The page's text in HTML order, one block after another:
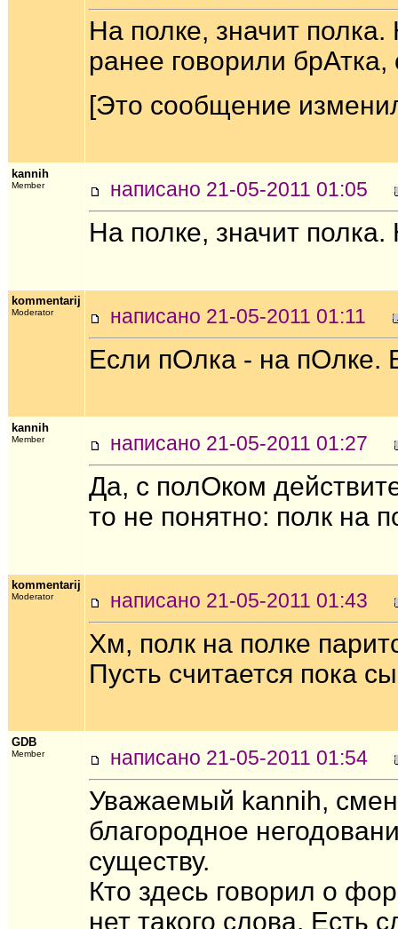
На полке, значит
ранее говорили
[Это сообщение
kannih
Member написано 21-05-2011 01:05
На полке, значит
kommentarij
Moderator написано 21-05-2011 01:11
Если пОлка - на пОлке.
kannih
Member написано 21-05-2011 01:27
Да, с полОком
то не понятно: полк на
kommentarij
Moderator написано 21-05-2011 01:43
Хм, полк на полке
Пусть считается пока
GDB
Member написано 21-05-2011 01:54
Уважаемый kannih,
благородное
существу.
Кто здесь говорил о
нет такого слова.